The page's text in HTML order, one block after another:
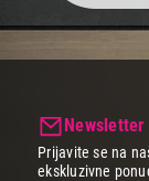
Newsletter
Prijavite se na
ekskluzivne